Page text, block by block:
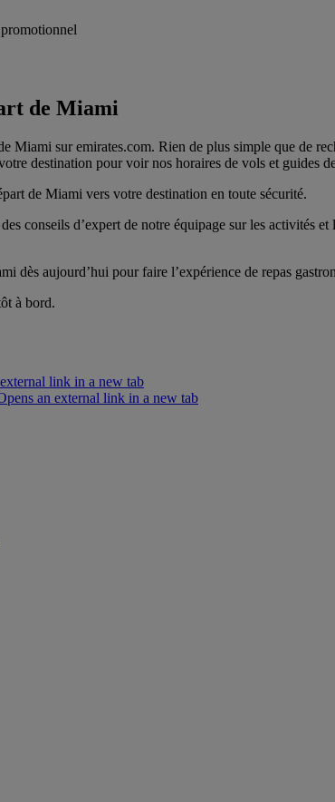
de Miami
Miami sur emirates.com. Rien de plus simple que de
destination pour voir nos horaires de vols et guides
de Miami vers votre destination en toute sécurité.
conseils d’expert de notre équipage sur les activités
dès aujourd’hui pour faire l’expérience de repas
à bord.
link in a new tab
an external link in a new tab